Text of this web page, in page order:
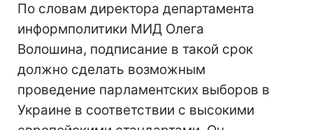
По словам директора департамента
информполитики МИД Олега
Волошина, подписание в такой срок
должно сделать возможным
проведение парламентских выборов в
Украине в соответствии с высокими